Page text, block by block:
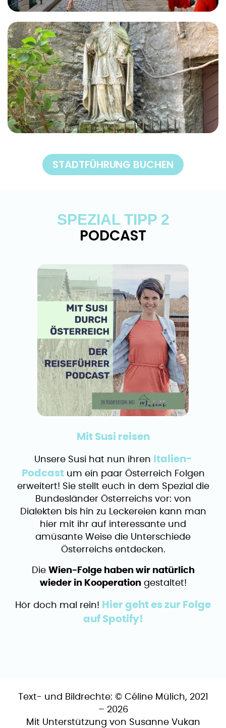
STADTFÜHRUNG BUCHEN
Mit Susi reisen
Unsere Susi hat nun ihren
Italien-
Podcastum ein paar Österreich Folgen
erweitert! Sie stellt euch in dem Spezial die
Bundesländer Österreichs vor: von
Dialekten bis hin zu Leckereien kann man
hier mit ihr auf interessante und
amüsante Weise die Unterschiede
Österreichs entdecken.
Die Wien-Folge haben wir natürlich
wieder in Kooperationgestaltet!
Hör doch mal rein! Hier geht es zur Folge
auf Spotify!
SPEZIAL TIPP 2
PODCAST
​​Text- und Bildrechte: © Céline Mülich, 2021
– 2026
​Mit Unterstützung von Susanne Vukan